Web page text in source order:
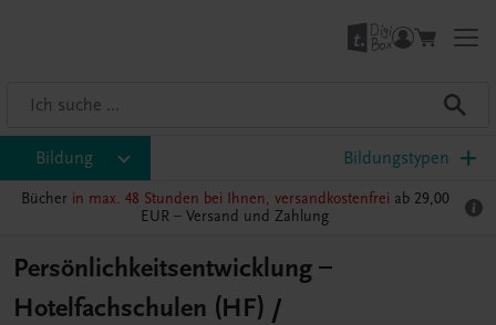
Bildung Bildungstypen
Bücher in max. 48 Stunden bei Ihnen, versandkostenfrei ab 29,00
EUR – Versand und Zahlung
Persönlichkeitsentwicklung –
Hotelfachschulen (HF) /